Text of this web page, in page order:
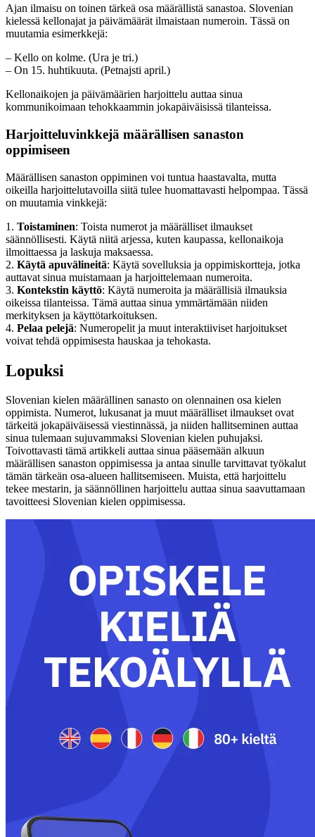
Ajan ilmaisu on toinen tärkeä osa määrällistä sanastoa. Slovenian
kielessä kellonajat ja päivämäärät ilmaistaan numeroin. Tässä on
muutamia esimerkkejä:
– Kello on kolme. (Ura je tri.)
– On 15. huhtikuuta. (Petnajsti april.)
Kellonaikojen ja päivämäärien harjoittelu auttaa sinua
kommunikoimaan tehokkaammin jokapäiväisissä tilanteissa.
Harjoitteluvinkkejä määrällisen sanaston
oppimiseen
Määrällisen sanaston oppiminen voi tuntua haastavalta, mutta
oikeilla harjoittelutavoilla siitä tulee huomattavasti helpompaa. Tässä
on muutamia vinkkejä:
1. Toistaminen: Toista numerot ja määrälliset ilmaukset
säännöllisesti. Käytä niitä arjessa, kuten kaupassa, kellonaikoja
ilmoittaessa ja laskuja maksaessa.
2. Käytä apuvälineitä: Käytä sovelluksia ja oppimiskortteja, jotka
auttavat sinua muistamaan ja harjoittelemaan numeroita.
3. Kontekstin käyttö: Käytä numeroita ja määrällisiä ilmauksia
oikeissa tilanteissa. Tämä auttaa sinua ymmärtämään niiden
merkityksen ja käyttötarkoituksen.
4. Pelaa pelejä: Numeropelit ja muut interaktiiviset harjoitukset
voivat tehdä oppimisesta hauskaa ja tehokasta.
Lopuksi
Slovenian kielen määrällinen sanasto on olennainen osa kielen
oppimista. Numerot, lukusanat ja muut määrälliset ilmaukset ovat
tärkeitä jokapäiväisessä viestinnässä, ja niiden hallitseminen auttaa
sinua tulemaan sujuvammaksi Slovenian kielen puhujaksi.
Toivottavasti tämä artikkeli auttaa sinua pääsemään alkuun
määrällisen sanaston oppimisessa ja antaa sinulle tarvittavat työkalut
tämän tärkeän osa-alueen hallitsemiseen. Muista, että harjoittelu
tekee mestarin, ja säännöllinen harjoittelu auttaa sinua saavuttamaan
tavoitteesi Slovenian kielen oppimisessa.